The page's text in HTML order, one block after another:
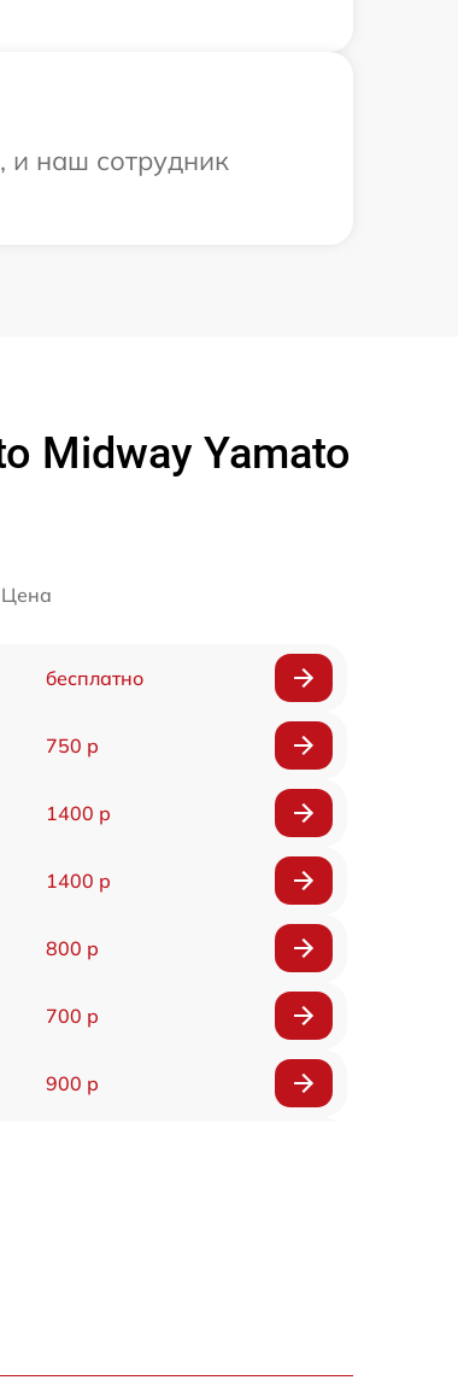
и наш сотрудник
Midway Yamato
Цена
бесплатно
750 р
1400 р
1400 р
800 р
700 р
900 р